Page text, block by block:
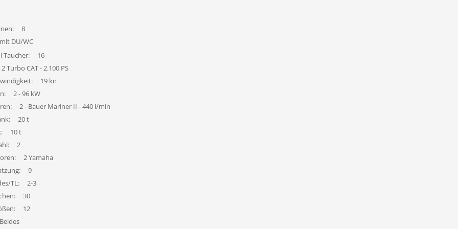
8
DU/WC
Taucher:
16
2 Turbo CAT - 2.100 PS
19 kn
2 - 96 kW
2 - Bauer Mariner II - 440 l/min
20 t
10 t
2
2 Yamaha
9
TL:
2-3
30
12
Beides